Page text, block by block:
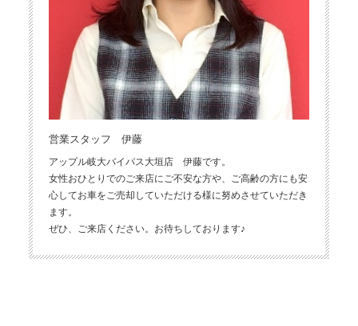
営業スタッフ 伊藤
アップル岐大バイパス大垣店 伊藤です。
女性おひとりでのご来店にご不安な方や、ご高齢の方にも安
心してお車をご売却していただける様に努めさせていただき
ます。
ぜひ、ご来店ください。お待ちしております♪